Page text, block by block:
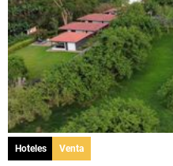
Hoteles Venta